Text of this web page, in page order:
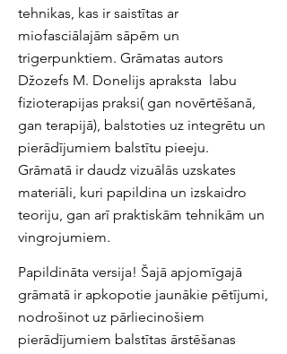
tehnikas, kas ir saistītas ar
miofasciālajām sāpēm un
trigerpunktiem. Grāmatas autors
Džozefs M. Donelijs apraksta labu
fizioterapijas praksi( gan novērtēšanā,
gan terapijā), balstoties uz integrētu un
pierādījumiem balstītu pieeju.
Grāmatā ir daudz vizuālās uzskates
materiāli, kuri papildina un izskaidro
teoriju, gan arī praktiskām tehnikām un
vingrojumiem.
Papildināta versija! Šajā apjomīgajā
grāmatā ir apkopotie jaunākie pētījumi,
nodrošinot uz pārliecinošiem
pierādījumiem balstītas ārstēšanas